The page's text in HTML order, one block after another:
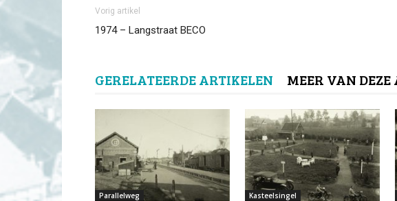
Vorig artikel
1974 – Langstraat BECO
GERELATEERDE ARTIKELEN MEER VAN DEZE
Parallelweg Kasteelsingel